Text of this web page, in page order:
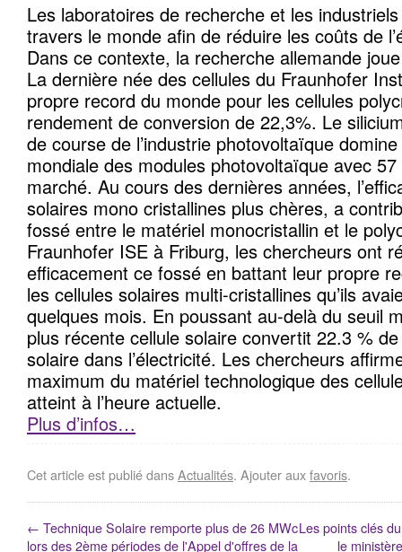
Les laboratoires de recherche et les
travers le monde afin de réduire les coûts de
Dans ce contexte, la recherche allemande
La dernière née des cellules du Fraunhofer
propre record du monde pour les cellules
rendement de conversion de 22,3%. Le
de course de l’industrie photovoltaïque
mondiale des modules photovoltaïque avec
marché. Au cours des dernières années,
solaires mono cristallines plus chères, a
fossé entre le matériel monocristallin et le
Fraunhofer ISE à Friburg, les chercheurs ont
efficacement ce fossé en battant leur propre
les cellules solaires multi-cristallines qu’ils
quelques mois. En poussant au-delà du seuil
plus récente cellule solaire convertit 22.3 % de
solaire dans l’électricité. Les chercheurs
maximum du matériel technologique des
atteint à l’heure actuelle.
Plus d’infos…
Cet article est publié dansActualités. Ajouter auxfavoris.
← Technique Solaire remporte plus de 26 MWc
lors des 2ème périodes de l'Appel d'offres de la
Les points clés
le